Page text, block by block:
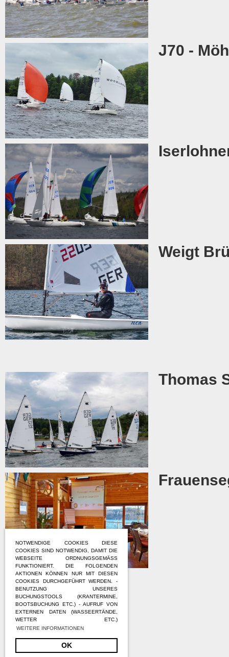
NOTWENDIGE COOKIES DIESE
COOKIES SIND NOTWENDIG, DAMIT DIE
WEBSEITE ORDNUNGSGEMÄSS F
UNKTIONIERT. DIE FOLGENDEN A
KTIONEN KÖNNEN NUR MIT DIESEN C
OOKIES DURCHGEFÜHRT WERDEN. - B
ENUTZUNG UNSERES B
UCHUNGSTOOLS (KRANTERMINE, B
OOTSBUCHUNG ETC.) - AUFRUF VON E
XTERNEN DATEN (WASSEERTÄNDE, W
ETTER ETC.)
WEITERE INFORMATIONEN
OK
J70 -
Weigt
Thomas